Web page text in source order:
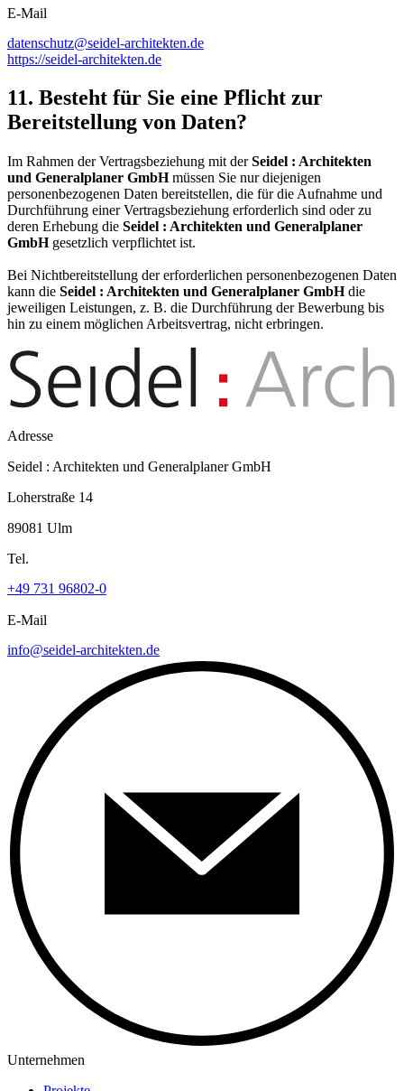
E-Mail
datenschutz@seidel-architekten.de
https://seidel-architekten.de
11. Besteht für Sie eine Pflicht zur
Bereitstellung von Daten?
Im Rahmen der Vertragsbeziehung mit derSeidel : Architekten
und Generalplaner GmbHmüssen Sie nur diejenigen
personenbezogenen Daten bereitstellen, die für die Aufnahme und
Durchführung einer Vertragsbeziehung erforderlich sind oder zu
deren Erhebung die Seidel : Architekten und Generalplaner
GmbHgesetzlich verpflichtet ist.
Bei Nichtbereitstellung der erforderlichen personenbezogenen Daten
kann die Seidel : Architekten und Generalplaner GmbHdie
jeweiligen Leistungen, z. B. die Durchführung der Bewerbung bis
hin zu einem möglichen Arbeitsvertrag, nicht erbringen.
Adresse
Seidel : Architekten und Generalplaner GmbH
Loherstraße 14
89081 Ulm
Tel.
+49 731 96802-0
E-Mail
info@seidel-architekten.de
Unternehmen